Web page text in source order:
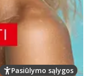
Pasiūlymo sąlygos